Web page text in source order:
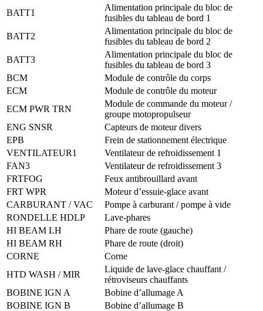
BATT1
Alimentation principale du bloc de
fusibles du tableau de bord 1
BATT2
Alimentation principale du bloc de
fusibles du tableau de bord 2
BATT3
Alimentation principale du bloc de
fusibles du tableau de bord 3
BCM
Module de contrôle du corps
ECM
Module de contrôle du moteur
ECM PWR TRN
Module de commande du moteur /
groupe motopropulseur
ENG SNSR
Capteurs de moteur divers
EPB
Frein de stationnement électrique
VENTILATEUR1
Ventilateur de refroidissement 1
FAN3
Ventilateur de refroidissement 3
FRTFOG
Feux antibrouillard avant
FRT WPR
Moteur d’essuie-glace avant
CARBURANT / VAC
Pompe à carburant / pompe à vide
RONDELLE HDLP
Lave-phares
HI BEAM LH
Phare de route (gauche)
HI BEAM RH
Phare de route (droit)
CORNE
Corne
HTD WASH / MIR
Liquide de lave-glace chauffant /
rétroviseurs chauffants
BOBINE IGN A
Bobine d’allumage A
BOBINE IGN B
Bobine d’allumage B